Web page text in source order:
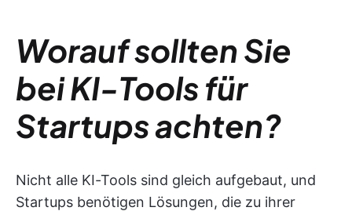
Worauf sollten Sie
bei KI-Tools für
Startups achten?
Nicht alle KI-Tools sind gleich aufgebaut, und
Startups benötigen Lösungen, die zu ihrer